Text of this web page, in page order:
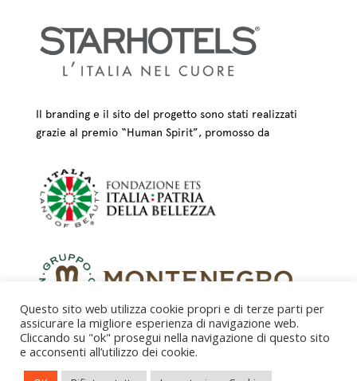
Il branding e il sito del progetto sono stati realizzati
grazie al premio “Human Spirit”, promosso da
Questo sito web utilizza cookie propri e di terze parti per
assicurare la migliore esperienza di navigazione web.
Cliccando su "ok" prosegui nella navigazione di questo sito
e acconsenti all’utilizzo dei cookie.